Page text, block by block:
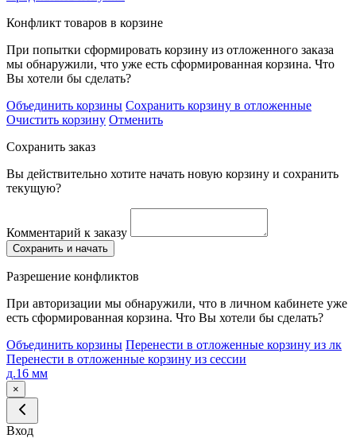
Конфликт товаров в корзине
При попытки сформировать корзину из отложенного заказа
мы обнаружили, что уже есть сформированная корзина. Что
Вы хотели бы сделать?
Объединить корзины Сохранить корзину в отложенные
Очистить корзину Отменить
Сохранить заказ
Вы действительно хотите начать новую корзину и сохранить
текущую?
Комментарий к заказу
Сохранить и начать
Разрешение конфликтов
При авторизации мы обнаружили, что в личном кабинете уже
есть сформированная корзина. Что Вы хотели бы сделать?
Объединить корзины Перенести в отложенные корзину из лк
Перенести в отложенные корзину из сессии
д.16 мм
×
Вход